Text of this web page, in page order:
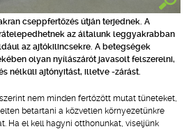
cseppfertőzés útján terjednek. A
az általunk leggyakrabban
az ajtókilincsekre. A betegségek
olyan nyílászárót javasolt felszerelni,
nélküli ajtónyitást, illetve -zárást.
nem minden fertőzött mutat tüneteket,
betartani a közvetlen környezetünkre
Ha el kell hagyni otthonunkat, viseljünk